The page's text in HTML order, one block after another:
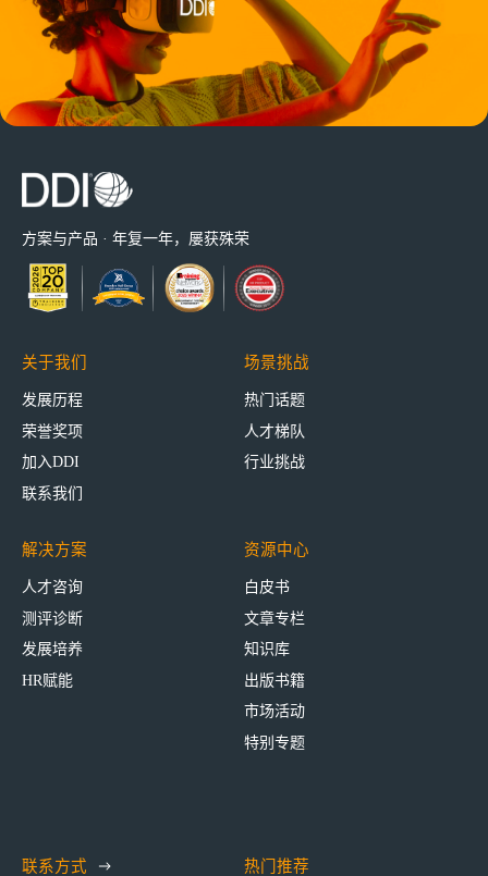
方案与产品 · 年复一年，屡获殊荣
关于我们
发展历程
荣誉奖项
加入DDI
联系我们
场景挑战
热门话题
人才梯队
行业挑战
解决方案
人才咨询
测评诊断
发展培养
HR赋能
资源中心
白皮书
文章专栏
知识库
出版书籍
市场活动
特别专题
联系方式 热门推荐